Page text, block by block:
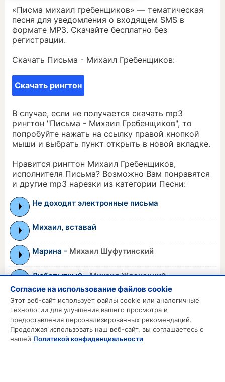
«Писма михаил гребенщиков» — тематическая
песня для уведомления о входящем SMS в
формате MP3. Скачайте бесплатно без
регистрации.
Скачать Письма - Михаил Гребенщиков:
Скачать рингтон
В случае, если не получается скачать mp3
рингтон "Письма - Михаил Гребенщиков", то
попробуйте нажать на ссылку правой кнопкой
мыши и выбрать пункт открыть в новой вкладке.
Нравится рингтон Михаил Гребенщиков,
исполнителя Письма? Возможно Вам понравятся
и другие mp3 нарезки из категории Песни:
Не доходят электронные письма
Михаил, вставай
Марина - Михаил Шуфутинский
Любопытный -Михаил Жванецкий
Турникеты -Михаил Жванецкий
MP3 РИНГТОНЫ
Согласие на использование файлов cookie
Этот веб-сайт использует файлы cookie или аналогичные
технологии для улучшения вашего просмотра и
предоставления персонализированных рекомендаций.
Продолжая использовать наш веб-сайт, вы соглашаетесь с
нашей Политикой конфиденциальности